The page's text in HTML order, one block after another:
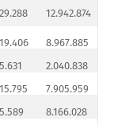
29.288 12.942.874
19.406 8.967.885
5.631 2.040.838
15.795 7.905.959
5.589 8.166.028